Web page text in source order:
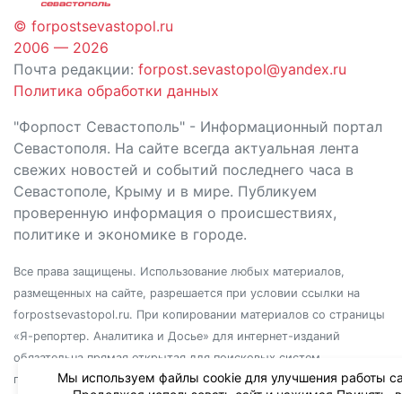
© forpostsevastopol.ru
2006 — 2026
Почта редакции: forpost.sevastopol@yandex.ru
Политика обработки данных
"Форпост Севастополь" - Информационный портал
Севастополя. На сайте всегда актуальная лента
свежих новостей и событий последнего часа в
Севастополе, Крыму и в мире. Публикуем
проверенную информация о происшествиях,
политике и экономике в городе.
Все права защищены. Использование любых материалов,
размещенных на сайте, разрешается при условии ссылки на
forpostsevastopol.ru. При копировании материалов со страницы
«Я-репортер. Аналитика и Досье» для интернет-изданий
обязательна прямая открытая для поисковых систем
гиперссылка. Независимо от полного или частичного
Мы используем файлы cookie для улучшения работы